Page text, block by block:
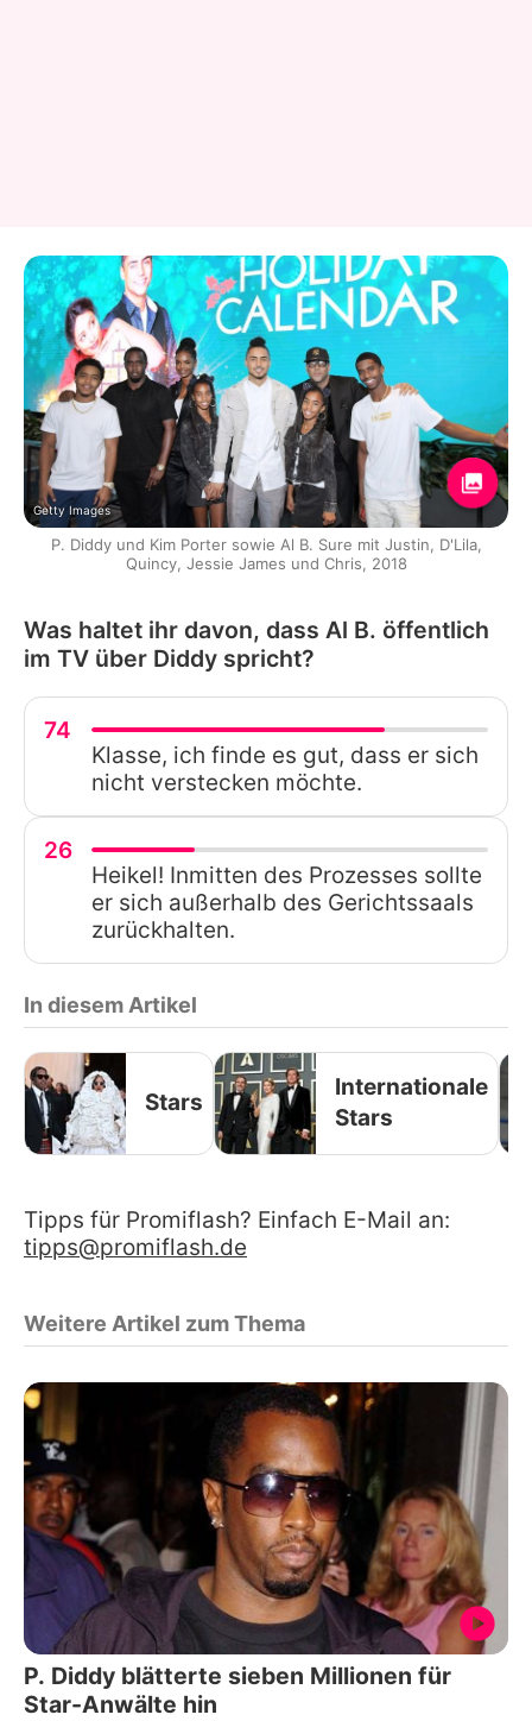
Getty Images
P. Diddy und Kim Porter sowie Al B. Sure mit Justin, D'Lila,
Quincy, Jessie James und Chris, 2018
Was haltet ihr davon, dass Al B. öffentlich
im TV über Diddy spricht?
74
Klasse, ich finde es gut, dass er sich
nicht verstecken möchte.
26
Heikel! Inmitten des Prozesses sollte
er sich außerhalb des Gerichtssaals
zurückhalten.
In diesem Artikel
Stars
Internationale
Stars
Tipps für Promiflash? Einfach E-Mail an:
tipps@promiflash.de
Weitere Artikel zum Thema
P. Diddy blätterte sieben Millionen für
Star-Anwälte hin